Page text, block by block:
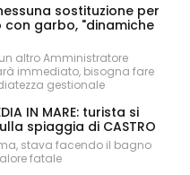
nessuna sostituzione per
con garbo, "dinamiche
altro Amministratore
immediato, bisogna fare
gestionale
IN MARE: turista si
spiaggia di CASTRO
stava facendo il bagno
fatale